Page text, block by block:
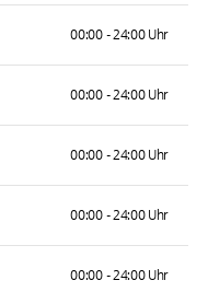
00:00 - 24:00 Uhr
00:00 - 24:00 Uhr
00:00 - 24:00 Uhr
00:00 - 24:00 Uhr
00:00 - 24:00 Uhr